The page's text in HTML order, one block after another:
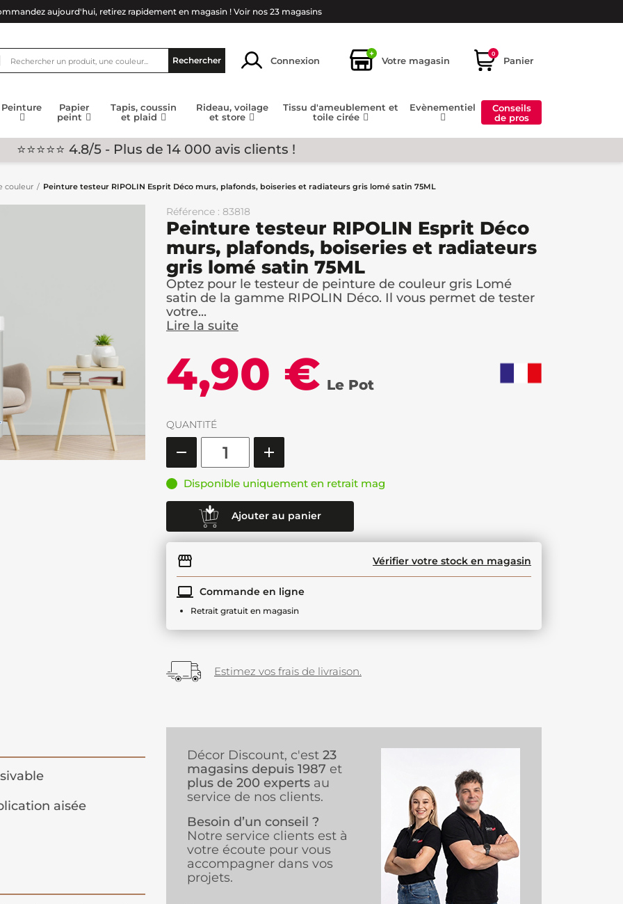
aujourd'hui, retirez rapidement en magasin ! Voir nos 23 magasins
Rechercher Connexion
+
Votre magasin
0
Panier
Peinture
Papier
peint
Tapis, coussin
et plaid
Rideau, voilage
et store
Tissu d'ameublement et
toile cirée
Evènementiel
Conseils
de pros
⭐⭐⭐⭐⭐ 4.8/5 - Plus de 14 000 avis clients !
couleur Peinture testeur RIPOLIN Esprit Déco murs, plafonds, boiseries et radiateurs gris lomé satin 75ML
Référence : 83818
Peinture testeur RIPOLIN Esprit Déco
murs, plafonds, boiseries et radiateurs
gris lomé satin 75ML
Optez pour le testeur de peinture de couleur gris Lomé
satin de la gamme RIPOLIN Déco. Il vous permet de tester
votre...
Lire la suite
4,90 € Le Pot
QUANTITÉ
Disponible uniquement en retrait mag
Ajouter au panier
Vérifier votre stock en magasin
Commande en ligne
Retrait gratuit en magasin
Estimez vos frais de livraison.
aisée
Décor Discount, c'est 23
magasins depuis 1987 et
plus de 200 experts au
service de nos clients.
Besoin d’un conseil ?
Notre service clients est à
votre écoute pour vous
accompagner dans vos
projets.